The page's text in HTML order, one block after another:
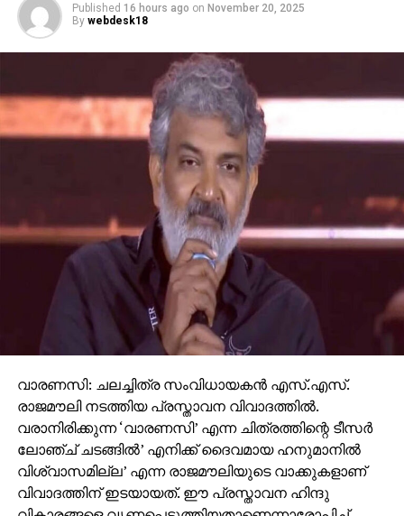
Published 16 hours ago on November 20, 2025
By webdesk18
വാരണസി: ചലച്ചിത്ര സംവിധായകന്‍ എസ്.എസ്.
രാജമൗലി നടത്തിയ പ്രസ്താവന വിവാദത്തില്‍.
വരാനിരിക്കുന്ന ‘വാരണസി’ എന്ന ചിത്രത്തിന്റെ ടീസര്‍
ലോഞ്ച് ചടങ്ങില്‍’ എനിക്ക് ദൈവമായ ഹനുമാനില്‍
വിശ്വാസമില്ല’ എന്ന രാജമൗലിയുടെ വാക്കുകളാണ്
വിവാദത്തിന് ഇടയായത്. ഈ പ്രസ്താവന ഹിന്ദു